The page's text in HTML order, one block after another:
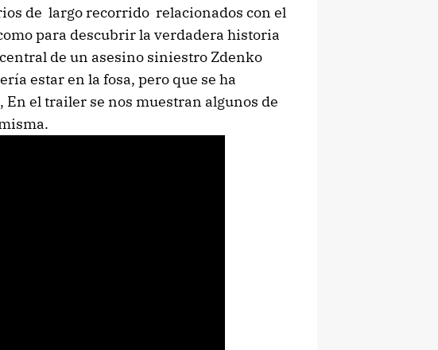
de largo recorrido relacionados con el
para descubrir la verdadera historia
de un asesino siniestro Zdenko
estar en la fosa, pero que se ha
En el trailer se nos muestran algunos de